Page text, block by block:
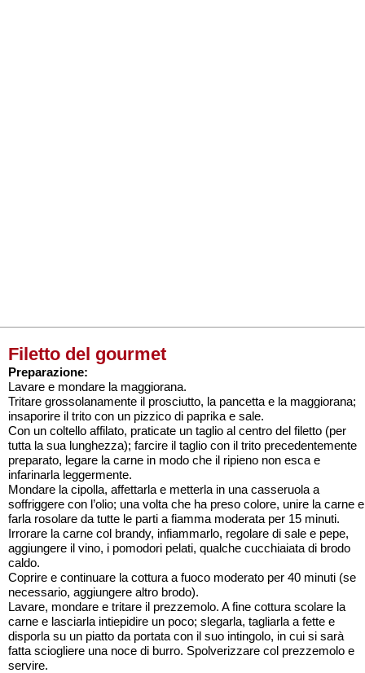
Filetto del gourmet
Preparazione:
Lavare e mondare la maggiorana.
Tritare grossolanamente il prosciutto, la pancetta e la maggiorana;
insaporire il trito con un pizzico di paprika e sale.
Con un coltello affilato, praticate un taglio al centro del filetto (per
tutta la sua lunghezza); farcire il taglio con il trito precedentemente
preparato, legare la carne in modo che il ripieno non esca e
infarinarla leggermente.
Mondare la cipolla, affettarla e metterla in una casseruola a
soffriggere con l’olio; una volta che ha preso colore, unire la carne e
farla rosolare da tutte le parti a fiamma moderata per 15 minuti.
Irrorare la carne col brandy, infiammarlo, regolare di sale e pepe,
aggiungere il vino, i pomodori pelati, qualche cucchiaiata di brodo
caldo.
Coprire e continuare la cottura a fuoco moderato per 40 minuti (se
necessario, aggiungere altro brodo).
Lavare, mondare e tritare il prezzemolo. A fine cottura scolare la
carne e lasciarla intiepidire un poco; slegarla, tagliarla a fette e
disporla su un piatto da portata con il suo intingolo, in cui si sarà
fatta sciogliere una noce di burro. Spolverizzare col prezzemolo e
servire.